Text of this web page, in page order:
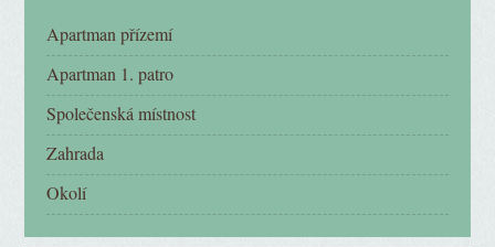
Apartman přízemí
Apartman 1. patro
Společenská místnost
Zahrada
Okolí